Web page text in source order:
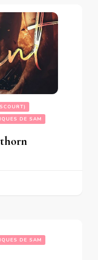
DE SAM
DE SAM